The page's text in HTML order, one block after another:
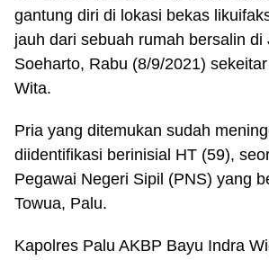
gantung diri di lokasi bekas
jauh dari sebuah rumah bersalin di
Soeharto, Rabu (8/9/2021)
Wita.
Pria yang ditemukan sudah
diidentifikasi berinisial HT (59),
Pegawai Negeri Sipil (PNS) yang
Towua, Palu.
Kapolres Palu AKBP Bayu Indra